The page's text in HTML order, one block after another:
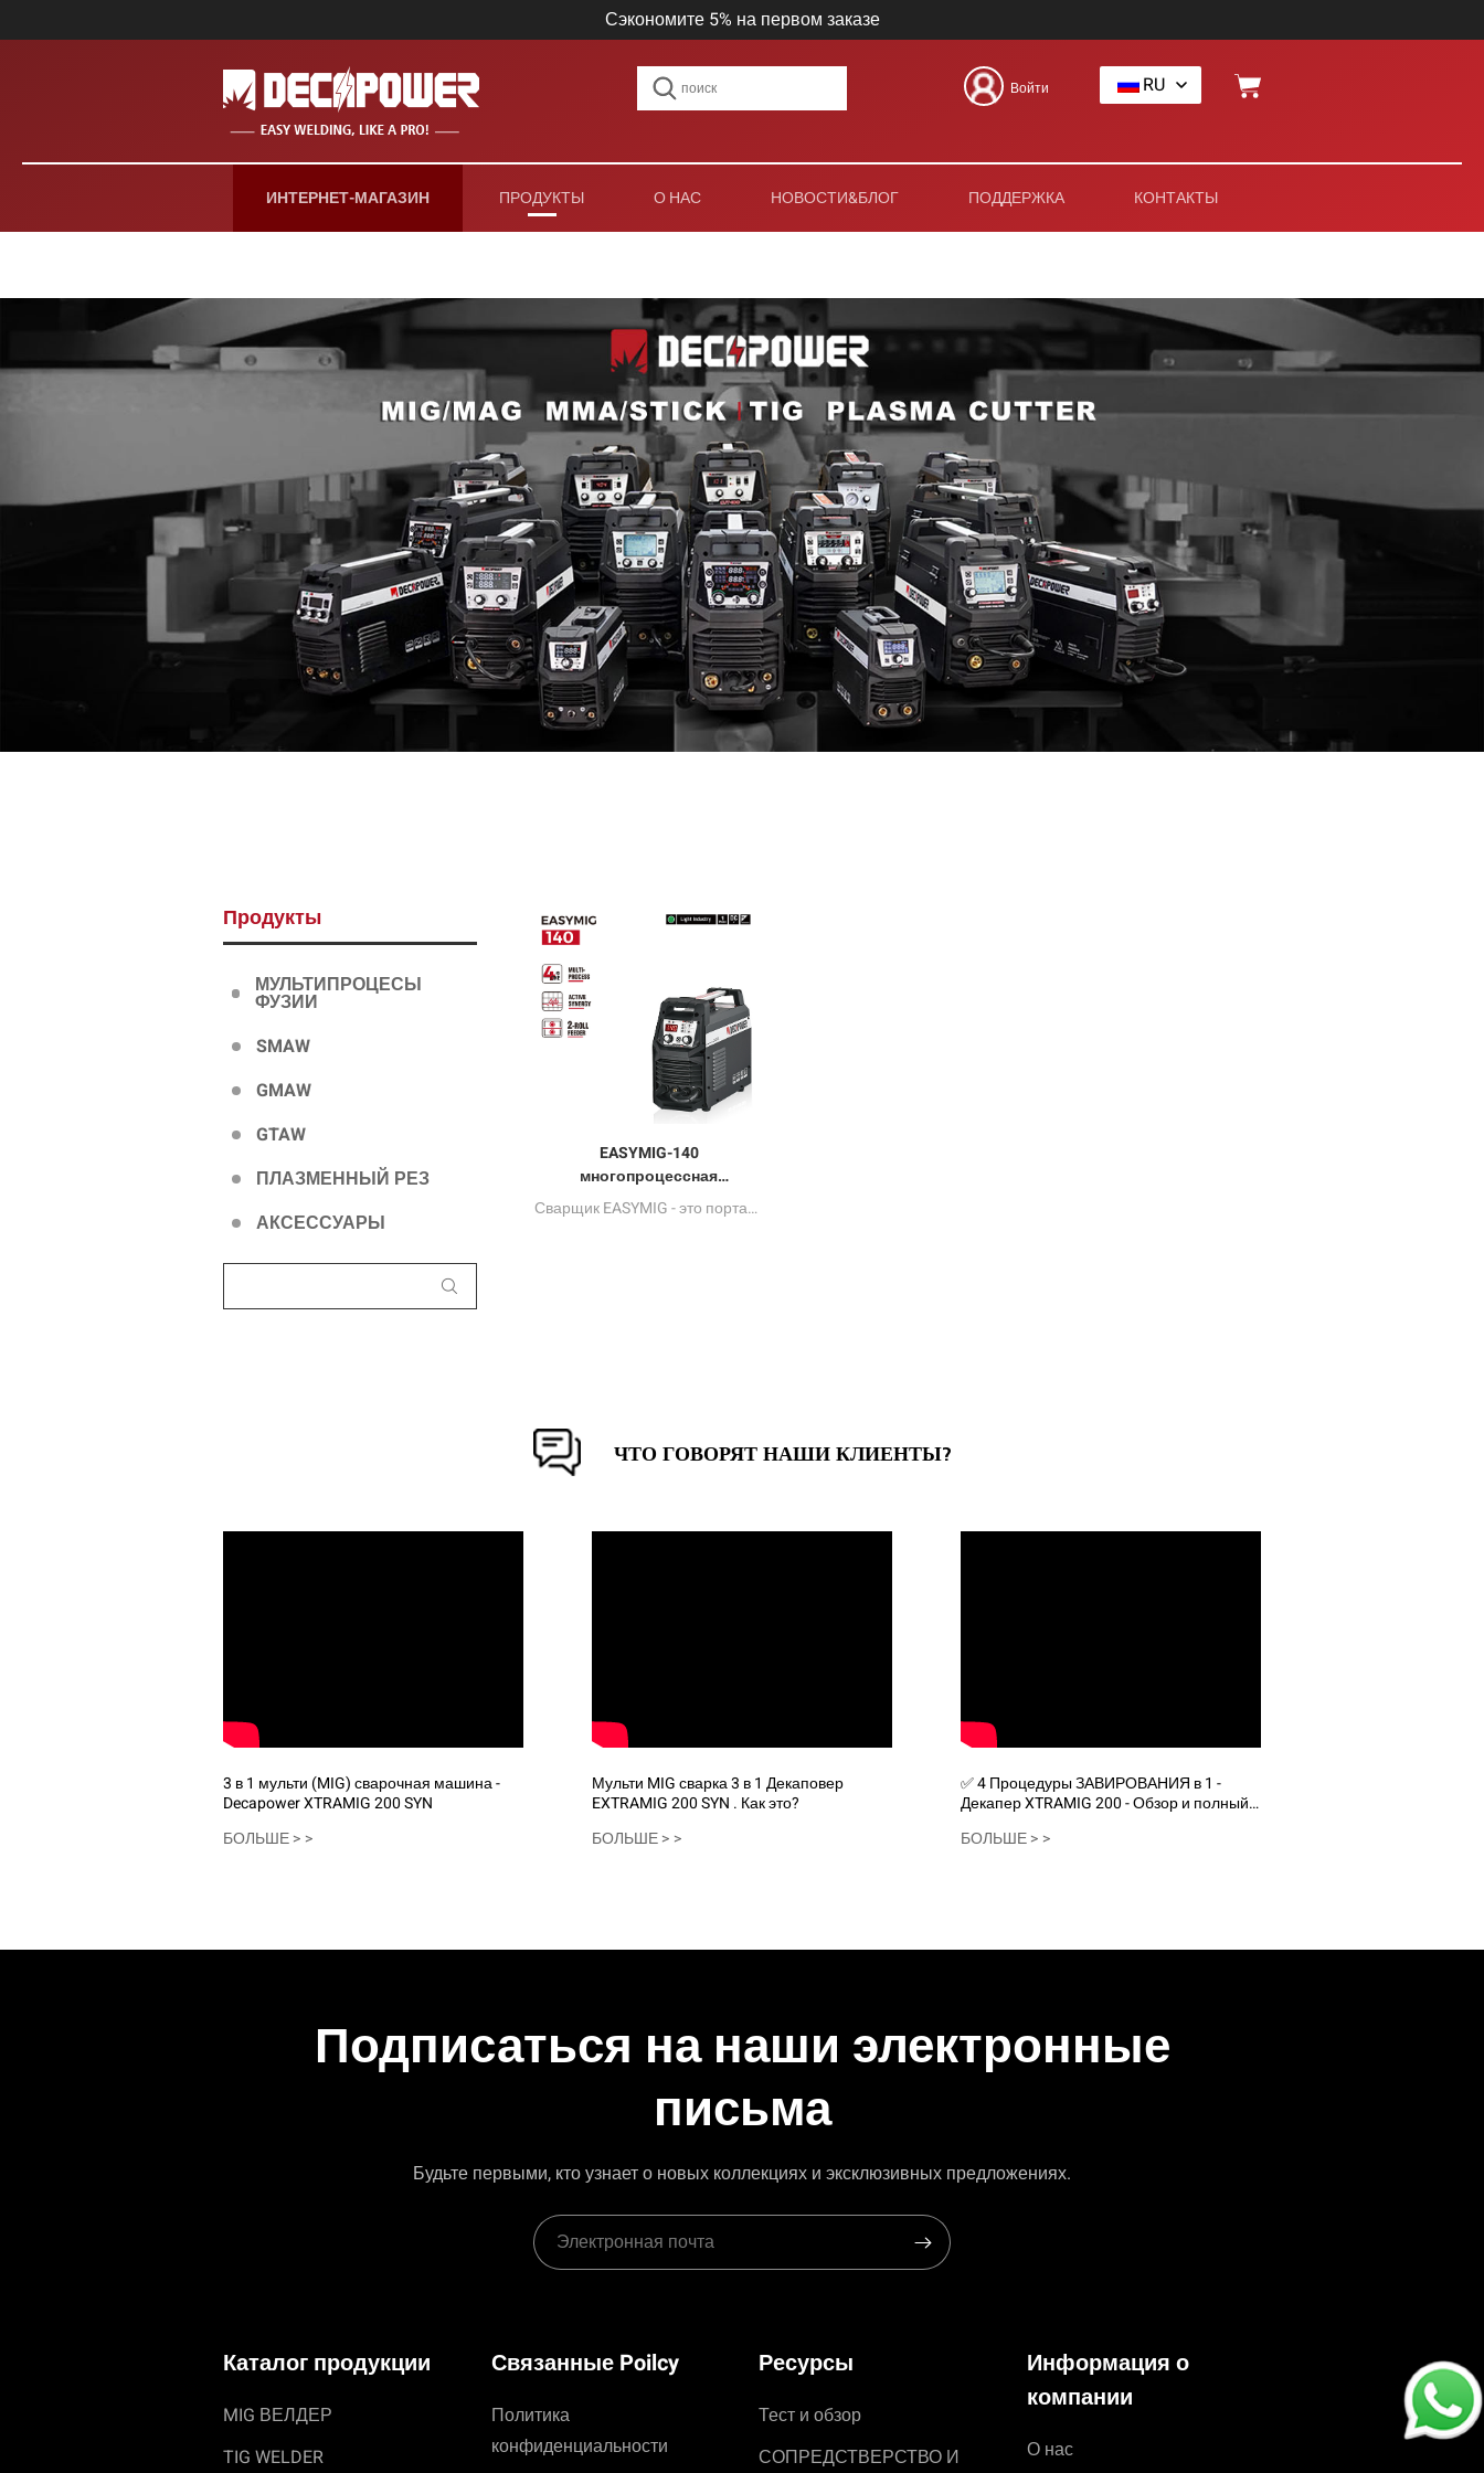
Сэкономите 5% на первом заказе
Войти RU
ИНТЕРНЕТ-МАГАЗИН ПРОДУКТЫ О НАС НОВОСТИ&БЛОГ ПОДДЕРЖКА КОНТАКТЫ
Продукты
МУЛЬТИПРОЦЕСЫ
ФУЗИИ
SMAW
GMAW
GTAW
ПЛАЗМЕННЫЙ РЕЗ
АКСЕССУАРЫ
EASYMIG-140
многопроцессная
синергическая сварка
MIG/MAG/MMA/TIG
Сварщик EASYMIG - это портативная сварка на основе инвертора с управлением полумостным MCU в сочетании с GMAW, FCAW, SMAW и DC LIFT TIG WELDING. Благодаря прямому выбору указанного метода сварки вы можете использовать эту машину очень просто. "один клик" для завершения сварки работы легко.
ЧТО ГОВОРЯТ НАШИ КЛИЕНТЫ?
3 в 1 мульти (MIG) сварочная машина -
Decapower XTRAMIG 200 SYN
БОЛЬШЕ > >
Мульти MIG сварка 3 в 1 Декаповер
EXTRAMIG 200 SYN . Как это?
БОЛЬШЕ > >
✅ 4 Процедуры ЗАВИРОВАНИЯ в 1 -
Декапер XTRAMIG 200 - Обзор и полный
БОЛЬШЕ > >
Подписаться на наши электронные
письма
Будьте первыми, кто узнает о новых коллекциях и эксклюзивных предложениях.
Каталог продукции
MIG ВЕЛДЕР
TIG WELDER
Связанные Poilcy
Политика
конфиденциальности
Ресурсы
Тест и обзор
СОПРЕДСТВЕРСТВО И
Информация о
компании
О нас